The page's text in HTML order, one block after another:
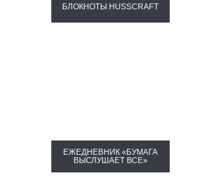
БЛОКНОТЫ HUSSCRAFT
ЕЖЕДНЕВНИК «БУМАГА
ВЫСЛУШАЕТ ВСЕ»